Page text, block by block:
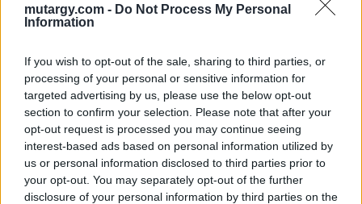
mutargy.com - Do Not Process My Personal
Information
If you wish to opt-out of the sale, sharing to third parties, or
processing of your personal or sensitive information for
targeted advertising by us, please use the below opt-out
section to confirm your selection. Please note that after your
opt-out request is processed you may continue seeing
interest-based ads based on personal information utilized by
us or personal information disclosed to third parties prior to
your opt-out. You may separately opt-out of the further
disclosure of your personal information by third parties on the
156. tétel:
156. tétel, Városliget,
1910-es évek vége
Kikiáltási ár:1 000 000Ft
Aukció:Festményaukció
Aukció időpontja: 2015-05-27
157. tétel:
157. tétel, Löwnstein az
Atheneum izgatója
(sic!), 1915
Kikiáltási ár:200 000Ft
Aukció:Festményaukció
Aukció időpontja: 2015-05-27